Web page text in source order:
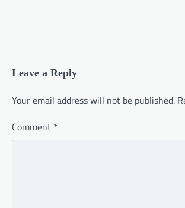
Leave a Reply
Your email address will not be published.
Comment *